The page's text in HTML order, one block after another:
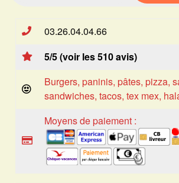
03.26.04.04.66
5/5 (voir les 510 avis)
Burgers, paninis, pâtes, pizza,
sandwiches, tacos, tex mex,
Moyens de paiement :